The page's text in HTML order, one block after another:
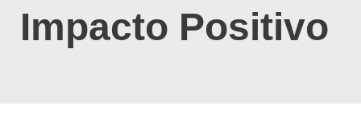
Impacto Positivo